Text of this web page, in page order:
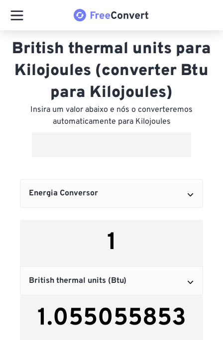
British thermal units para
Kilojoules (converter Btu
para Kilojoules)
Insira um valor abaixo e nós o converteremos
automaticamente para Kilojoules